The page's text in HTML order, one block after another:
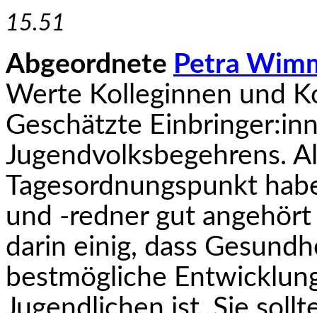
15.51
Abgeordnete Petra
Werte Kolleginnen und
Geschätzte
Jugendvolksbegehrens.
Tagesordnungspunkt
und -redner gut
darin einig, dass
bestmögliche